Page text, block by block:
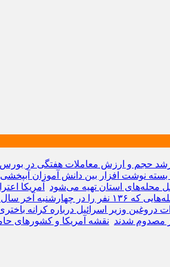
حجم و ارزش معاملات هفتگی در بورس
محله‌های استان تهیه می‌شود
آمریکا
نفر را در چهارشنبه آخر سال در مرکزی سوزاند
وزیر اسرائیل درباره کرانه
نقشه آمریکا و کشورهای